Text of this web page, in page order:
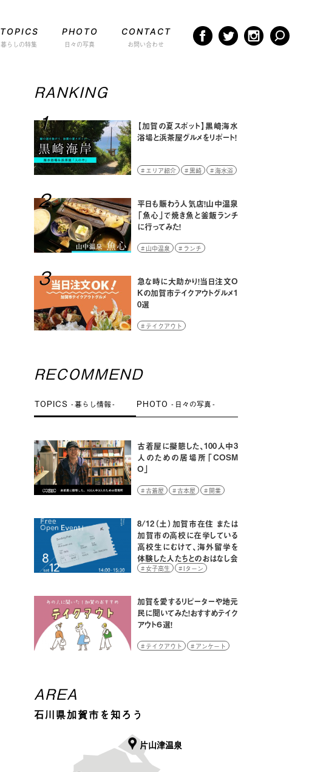
TOPICS
暮らしの特集
PHOTO
日々の写真
CONTACT
お問い合わせ
RANKING
【加賀の夏スポット】黒崎海水
浴場と浜茶屋グルメをリポート！
1
エリア紹介 黒崎 海水浴
平日も賑わう人気店！山中温泉
「魚心」で焼き魚と釜飯ランチ
に行ってみた！
2
山中温泉
ランチ
急な時に大助かり！当日注文O
Kの加賀市テイクアウトグルメ1
0選
3
テイクアウト
RECOMMEND
TOPICS 暮らし情報 PHOTO 日々の写真
古着屋に擬態した、100人中3
人のための居場所「COSM
O」
古着屋 古本屋
開業
8/12（土）加賀市在住 または
加賀市の高校に在学している
高校生にむけて、海外留学を
体験した人たちとのおはなし会
をひらきます！
女子高生
Iターン
加賀を愛するリピーターや地元
民に聞いてみた！おすすめテイク
アウト６選！
テイクアウト
アンケート
AREA
石川県加賀市を知ろう
片山津温泉